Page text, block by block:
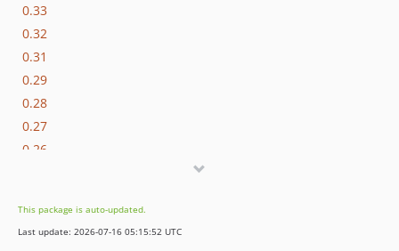
0.33
0.32
0.31
0.29
0.28
0.27
0.26
0.22
0.21
This package is auto-updated.
Last update: 2026-07-16 05:15:52 UTC